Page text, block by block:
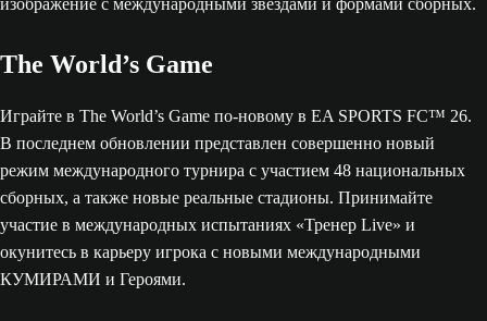
The World’s Game
Играйте в The World’s Game по-новому в EA SPORTS FC™ 26.
В последнем обновлении представлен совершенно новый
режим международного турнира с участием 48 национальных
сборных, а также новые реальные стадионы. Принимайте
участие в международных испытаниях «Тренер Live» и
окунитесь в карьеру игрока с новыми международными
КУМИРАМИ и Героями.